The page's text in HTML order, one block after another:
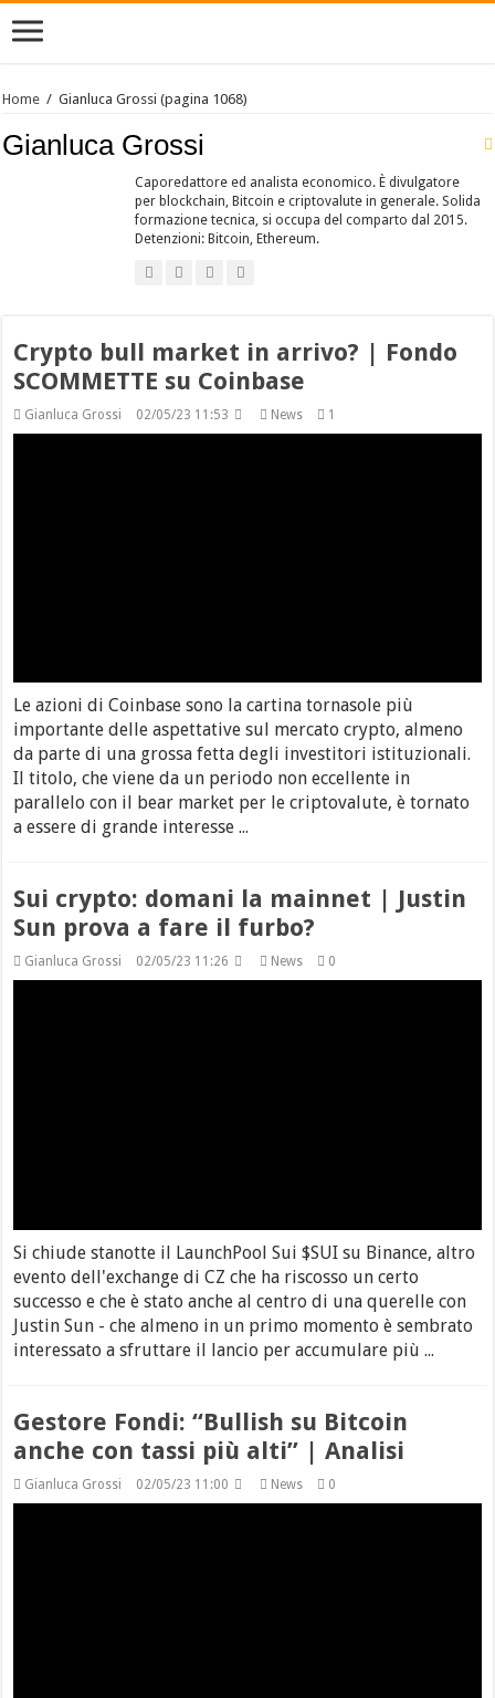
Home / Gianluca Grossi (pagina 1068)
Gianluca Grossi
Caporedattore ed analista economico. È divulgatore
per blockchain, Bitcoin e criptovalute in generale. Solida
formazione tecnica, si occupa del comparto dal 2015.
Detenzioni: Bitcoin, Ethereum.
Crypto bull market in arrivo? | Fondo
SCOMMETTE su Coinbase
Gianluca Grossi 02/05/23 11:53 News 1
Le azioni di Coinbase sono la cartina tornasole più
importante delle aspettative sul mercato crypto, almeno
da parte di una grossa fetta degli investitori istituzionali.
Il titolo, che viene da un periodo non eccellente in
parallelo con il bear market per le criptovalute, è tornato
a essere di grande interesse ...
Sui crypto: domani la mainnet | Justin
Sun prova a fare il furbo?
Gianluca Grossi 02/05/23 11:26 News 0
Si chiude stanotte il LaunchPool Sui $SUI su Binance, altro
evento dell'exchange di CZ che ha riscosso un certo
successo e che è stato anche al centro di una querelle con
Justin Sun - che almeno in un primo momento è sembrato
interessato a sfruttare il lancio per accumulare più ...
Gestore Fondi: “Bullish su Bitcoin
anche con tassi più alti” | Analisi
Gianluca Grossi 02/05/23 11:00 News 0